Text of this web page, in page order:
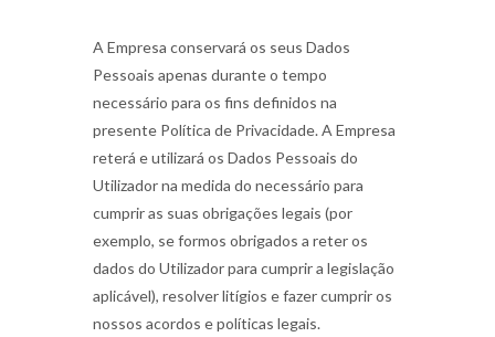
A Empresa conservará os seus Dados
Pessoais apenas durante o tempo
necessário para os fins definidos na
presente Política de Privacidade. A Empresa
reterá e utilizará os Dados Pessoais do
Utilizador na medida do necessário para
cumprir as suas obrigações legais (por
exemplo, se formos obrigados a reter os
dados do Utilizador para cumprir a legislação
aplicável), resolver litígios e fazer cumprir os
nossos acordos e políticas legais.